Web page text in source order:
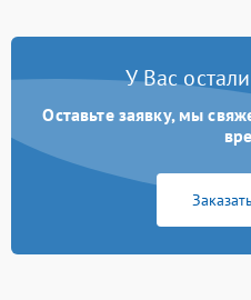
У Вас
Оставьте заявку, мы